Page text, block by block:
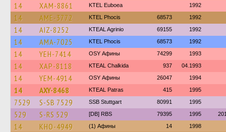
14 XAM-8861 ΚΤΕL Euboea 1992
14 AME-3772 ΚΤΕL Phocis 68573 1992
14 AIZ-8252 KTEAL Agrinio 69155 1992
14 AMA-7025 ΚΤΕL Phocis 68573 1992
14 YEH-7414 OSY Афины 74299 1993
14 XAP-8118 KTEAL Chalkida 937 04.1993
14 YEM-4914 OSY Афины 26047 1994
14 AXY-8468 KTEAL Patras 415 1995
7529 S-SB 7529 SSB Stuttgart 80991 1995
529 S-RS 529 [DB] RBS 79395 1995
14 KHO-4949 (1) Афины 14 1998